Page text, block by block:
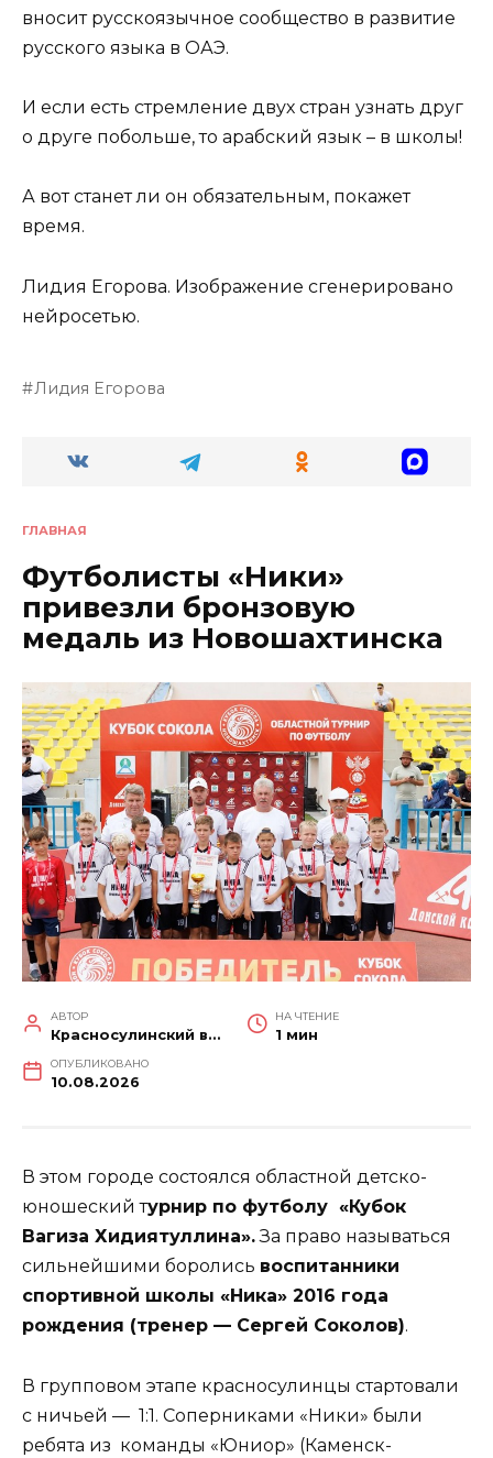
вносит русскоязычное сообщество в развитие
русского языка в ОАЭ.
И если есть стремление двух стран узнать друг
о друге побольше, то арабский язык – в школы!
А вот станет ли он обязательным, покажет
время.
Лидия Егорова. Изображение сгенерировано
нейросетью.
Лидия Егорова
ГЛАВНАЯ
Футболисты «Ники»
привезли бронзовую
медаль из Новошахтинска
АВТОР
Красносулинский вестник
НА ЧТЕНИЕ
1 мин
ОПУБЛИКОВАНО
10.08.2026
В этом городе состоялся областной детско-
юношеский турнир по футболу «Кубок
Вагиза Хидиятуллина».За право называться
сильнейшими боролись воспитанники
спортивной школы «Ника» 2016 года
рождения (тренер — Сергей Соколов).
В групповом этапе красносулинцы стартовали
с ничьей — 1:1. Соперниками «Ники» были
ребята из команды «Юниор» (Каменск-